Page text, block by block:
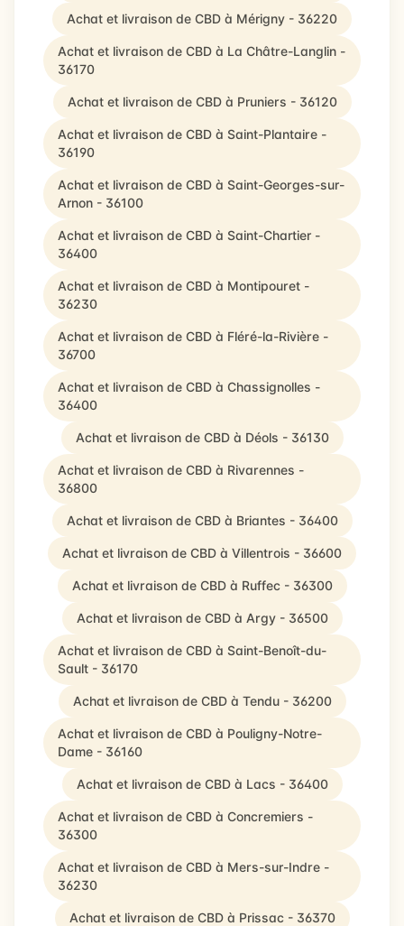
Achat et livraison de CBD à Mérigny - 36220
Achat et livraison de CBD à La Châtre-Langlin -
36170
Achat et livraison de CBD à Pruniers - 36120
Achat et livraison de CBD à Saint-Plantaire -
36190
Achat et livraison de CBD à Saint-Georges-sur-
Arnon - 36100
Achat et livraison de CBD à Saint-Chartier -
36400
Achat et livraison de CBD à Montipouret -
36230
Achat et livraison de CBD à Fléré-la-Rivière -
36700
Achat et livraison de CBD à Chassignolles -
36400
Achat et livraison de CBD à Déols - 36130
Achat et livraison de CBD à Rivarennes -
36800
Achat et livraison de CBD à Briantes - 36400
Achat et livraison de CBD à Villentrois - 36600
Achat et livraison de CBD à Ruffec - 36300
Achat et livraison de CBD à Argy - 36500
Achat et livraison de CBD à Saint-Benoît-du-
Sault - 36170
Achat et livraison de CBD à Tendu - 36200
Achat et livraison de CBD à Pouligny-Notre-
Dame - 36160
Achat et livraison de CBD à Lacs - 36400
Achat et livraison de CBD à Concremiers -
36300
Achat et livraison de CBD à Mers-sur-Indre -
36230
Achat et livraison de CBD à Prissac - 36370